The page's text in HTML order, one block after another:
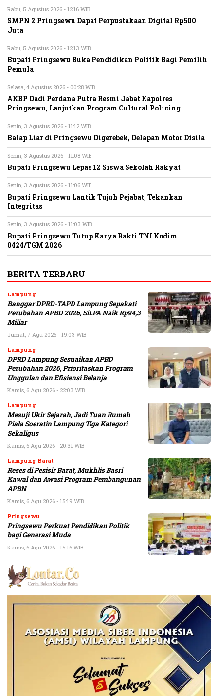
Rabu, 5 Agustus 2026 - 12:16 WIB
SMPN 2 Pringsewu Dapat Perpustakaan Digital Rp500
Juta
Rabu, 5 Agustus 2026 - 12:13 WIB
Bupati Pringsewu Buka Pendidikan Politik Bagi Pemilih
Pemula
Selasa, 4 Agustus 2026 - 00:28 WIB
AKBP Dadi Perdana Putra Resmi Jabat Kapolres
Pringsewu, Lanjutkan Program Cultural Policing
Senin, 3 Agustus 2026 - 11:12 WIB
Balap Liar di Pringsewu Digerebek, Delapan Motor Disita
Senin, 3 Agustus 2026 - 11:08 WIB
Bupati Pringsewu Lepas 12 Siswa Sekolah Rakyat
Senin, 3 Agustus 2026 - 11:06 WIB
Bupati Pringsewu Lantik Tujuh Pejabat, Tekankan
Integritas
Senin, 3 Agustus 2026 - 11:03 WIB
Bupati Pringsewu Tutup Karya Bakti TNI Kodim
0424/TGM 2026
BERITA TERBARU
Lampung
Banggar DPRD-TAPD Lampung Sepakati
Perubahan APBD 2026, SiLPA Naik Rp94,3
Miliar
Jumat, 7 Agu 2026 - 19:03 WIB
Lampung
DPRD Lampung Sesuaikan APBD
Perubahan 2026, Prioritaskan Program
Unggulan dan Efisiensi Belanja
Kamis, 6 Agu 2026 - 22:03 WIB
Lampung
Mesuji Ukir Sejarah, Jadi Tuan Rumah
Piala Soeratin Lampung Tiga Kategori
Sekaligus
Kamis, 6 Agu 2026 - 20:31 WIB
Lampung Barat
Reses di Pesisir Barat, Mukhlis Basri
Kawal dan Awasi Program Pembangunan
APBN
Kamis, 6 Agu 2026 - 15:19 WIB
Pringsewu
Pringsewu Perkuat Pendidikan Politik
bagi Generasi Muda
Kamis, 6 Agu 2026 - 15:16 WIB